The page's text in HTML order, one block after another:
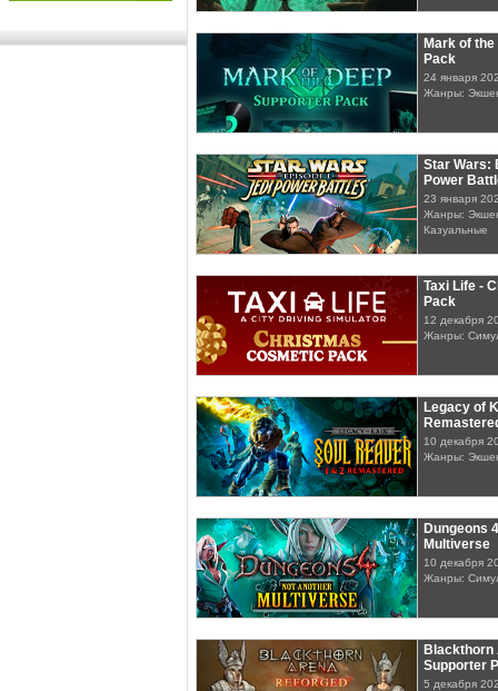
Mark of
Pack
24 января
Жанры:
Star Wars:
Power
23 января
Жанры:
Казуальные
Taxi Life -
Pack
12 декабря
Жанры:
Legacy of
10 декабря
Жанры:
Dungeons
Multiverse
10 декабря
Жанры:
Blackthorn
Supporter
5 декабря